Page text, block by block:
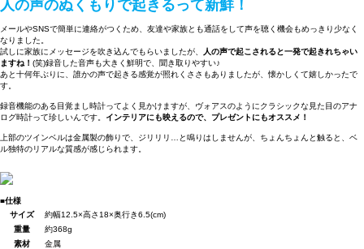
人の声のぬくもりで起きるって新鮮！
メールやSNSで簡単に連絡がつくため、友達や家族とも通話をして声を聴く機会もめっきり少なく
なりました。
試しに家族にメッセージを吹き込んでもらいましたが、
人の声で起こされると一発で起きれちゃい
ますね！ (笑)録音した音声も大きく鮮明で、聞き取りやすい♪
あと十何年ぶりに、誰かの声で起きる感覚が照れくささもありましたが、懐かしくて嬉しかったで
す。
録音機能のある目覚まし時計ってよく見かけますが、ヴォアスのようにクラシックな見た目のアナ
ログ時計って珍しいんです。 インテリアにも映えるので、プレゼントにもオススメ！
上部のツインベルは金属製の飾りで、ジリリリ…と鳴りはしませんが、ちょんちょんと触ると、ベ
ル独特のリアルな質感が感じられます。
■仕様
サイズ
約幅12.5×高さ18×奥行き6.5(cm)
重量
約368g
素材
金属